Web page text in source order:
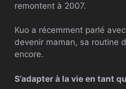
remontent à 2007.
Kuo a récemment parlé avec
devenir maman, sa routine
encore.
S’adapter à la vie en tant